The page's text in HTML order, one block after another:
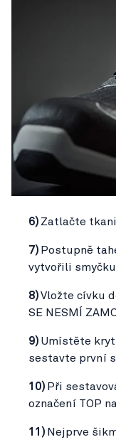
6) Zatlačte
7) Postupně
vytvořili
8)Vložte cívku
SE NESMÍ
9) Umístěte kryt
sestavte první
10) Při
označení TOP
11) Nejprve